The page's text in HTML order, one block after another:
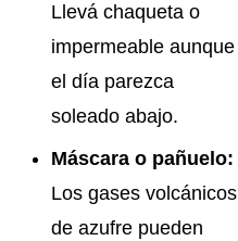
Llevá chaqueta o
impermeable aunque
el día parezca
soleado abajo.
Máscara o pañuelo:
Los gases volcánicos
de azufre pueden